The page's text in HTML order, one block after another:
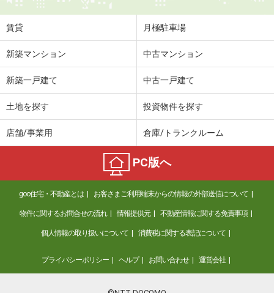
賃貸 月極駐車場
新築マンション 中古マンション
新築一戸建て 中古一戸建て
土地を探す 投資物件を探す
店舗/事業用 倉庫/トランクルーム
PC版へ
goo住宅・不動産とは お客さまご利用端末からの情報の外部送信について
物件に関するお問合せの流れ 情報提供元 不動産情報に関する免責事項
個人情報の取り扱いについて 消費税に関する表記について
プライバシーポリシー ヘルプ お問い合わせ 運営会社